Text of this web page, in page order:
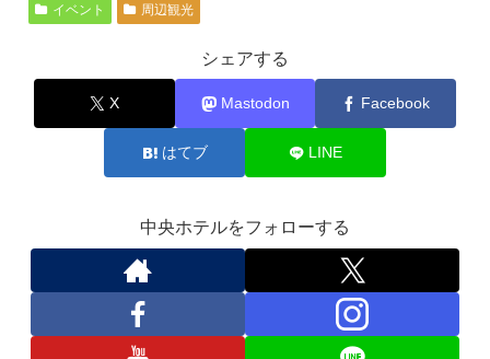
イベント 周辺観光
シェアする
X Mastodon Facebook
はてブ LINE
中央ホテルをフォローする